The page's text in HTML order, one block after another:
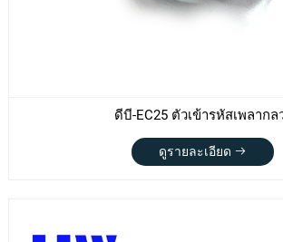
ดีบี-EC25 ตัวเข้ารหัสเพลากล
ดูรายละเอียด